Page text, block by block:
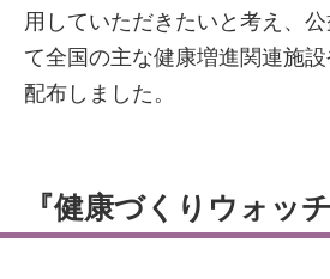
用していただきたいと考え、
て全国の主な健康増進関連施
配布しました。
『健康づくりウォッ